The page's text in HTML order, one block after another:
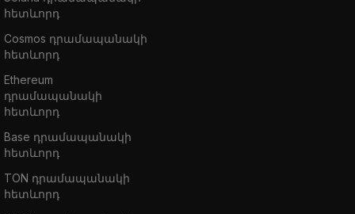
հետևորդ
Cosmos դրամապանակի
հետևորդ
Ethereum
դրամապանակի
հետևորդ
Base դրամապանակի
հետևորդ
TON դրամապանակի
հետևորդ